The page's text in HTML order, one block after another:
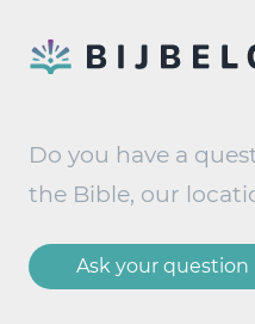
Do you have a
the Bible, our
Ask your question